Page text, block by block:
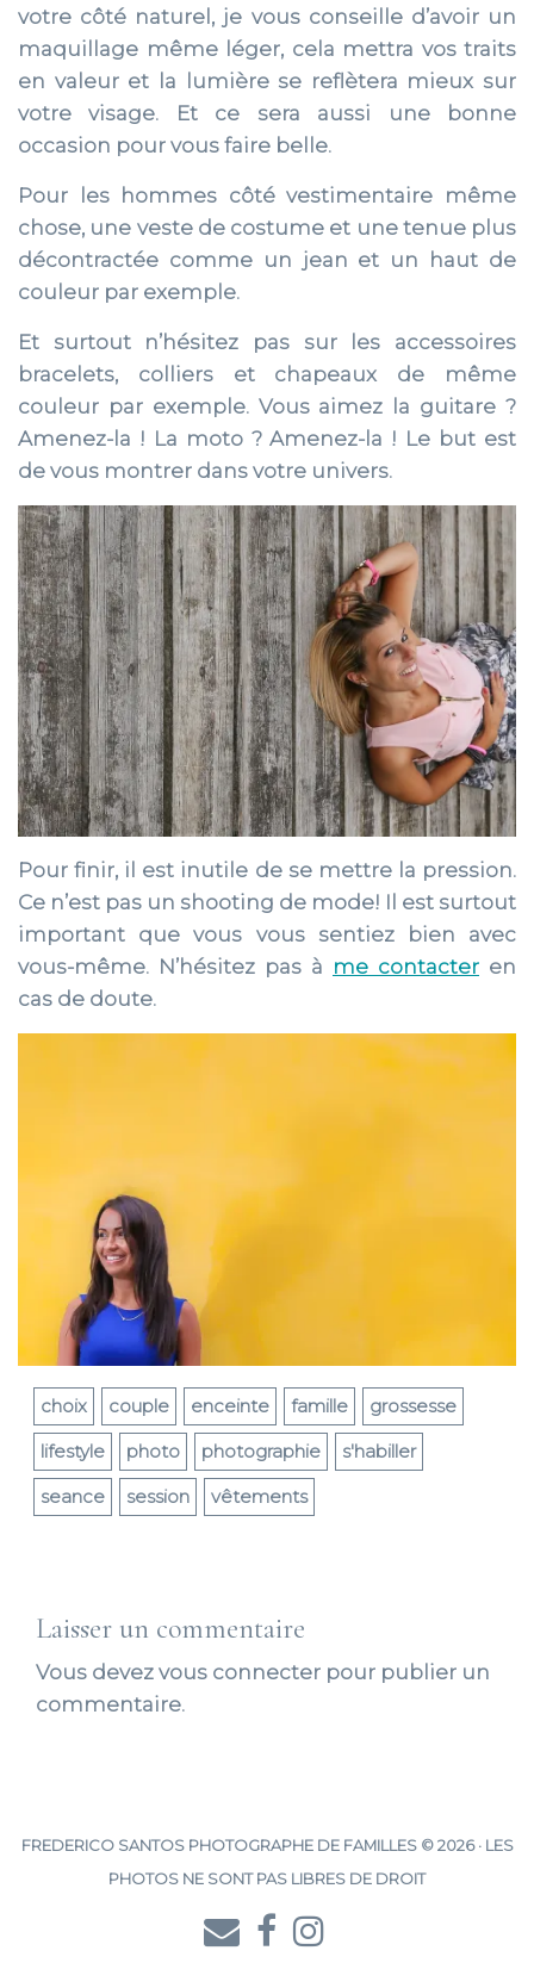
votre côté naturel, je vous conseille d’avoir un
maquillage même léger, cela mettra vos traits
en valeur et la lumière se reflètera mieux sur
votre visage. Et ce sera aussi une bonne
occasion pour vous faire belle.
Pour les hommes côté vestimentaire même
chose, une veste de costume et une tenue plus
décontractée comme un jean et un haut de
couleur par exemple.
Et surtout n’hésitez pas sur les accessoires
bracelets, colliers et chapeaux de même
couleur par exemple. Vous aimez la guitare ?
Amenez-la ! La moto ? Amenez-la ! Le but est
de vous montrer dans votre univers.
Pour finir, il est inutile de se mettre la pression.
Ce n’est pas un shooting de mode! Il est surtout
important que vous vous sentiez bien avec
vous-même. N’hésitez pas à me contacter en
cas de doute.
choix couple enceinte famille
grossesse
lifestyle
photo photographie
s'habiller
seance
session vêtements
Laisser un commentaire
Vous devez vous connecter pour publier un
commentaire.
FREDERICO SANTOS PHOTOGRAPHE DE FAMILLES © 2026 · LES
PHOTOS NE SONT PAS LIBRES DE DROIT